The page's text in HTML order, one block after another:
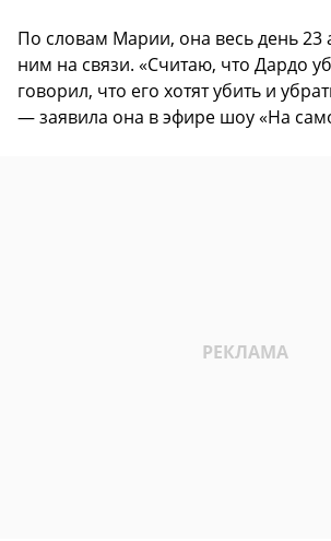
По словам Марии, она весь день 23
ним на связи. «Считаю, что Дардо
говорил, что его хотят убить и
— заявила она в эфире шоу «На